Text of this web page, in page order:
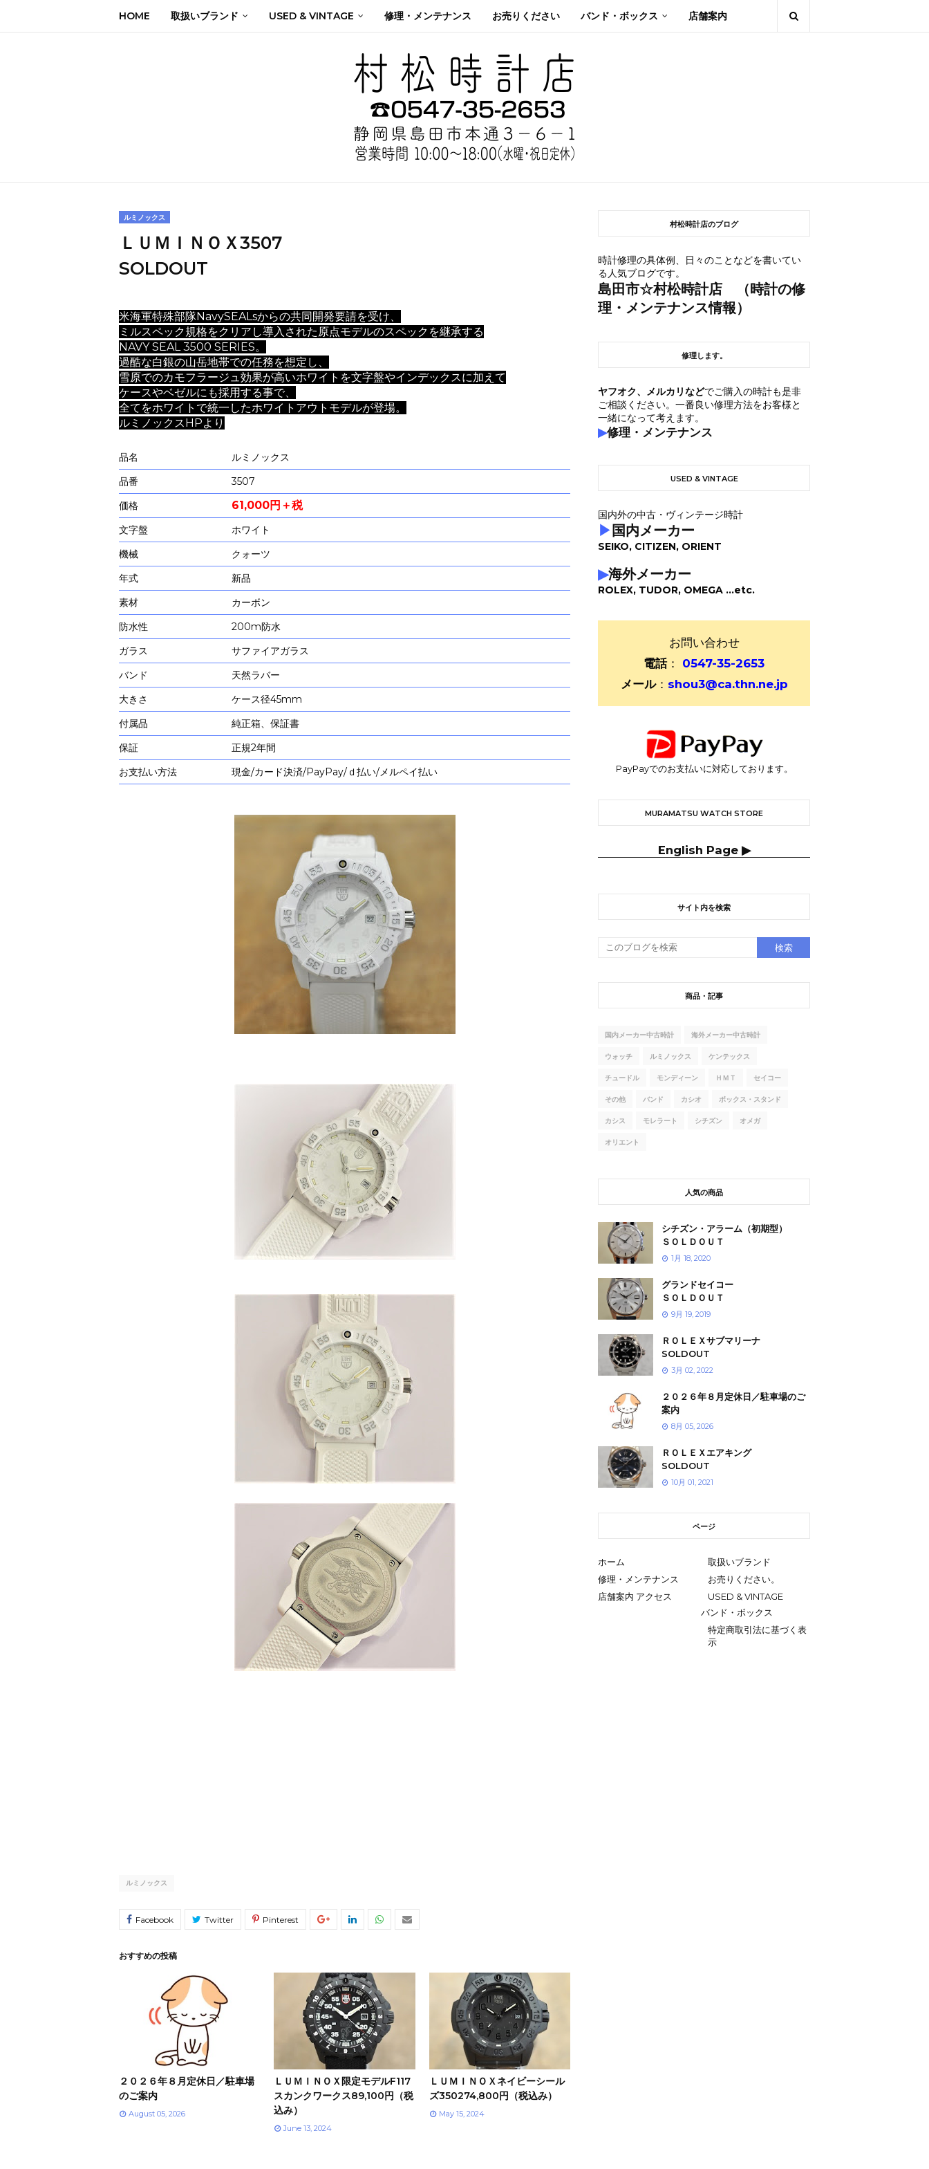
HOME 取扱いブランド USED & VINTAGE 修理・メンテナンス お売りください バンド・ボックス 店舗案内
ルミノックス
ＬＵＭＩＮＯＸ3507
SOLDOUT
米海軍特殊部隊NavySEALsからの共同開発要請を受け、
ミルスペック規格をクリアし導入された原点モデルのスペックを継承する
NAVY SEAL 3500 SERIES。
過酷な白銀の山岳地帯での任務を想定し、
雪原でのカモフラージュ効果が高いホワイトを文字盤やインデックスに加えて
ケースやベゼルにも採用する事で、
全てをホワイトで統一したホワイトアウトモデルが登場。
ルミノックスHPより
品名
ルミノックス
品番
3507
価格
61,000円＋税
文字盤
ホワイト
機械
クォーツ
年式
新品
素材
カーボン
防水性
200m防水
ガラス
サファイアガラス
バンド
天然ラバー
大きさ
ケース径45mm
付属品
純正箱、保証書
保証
正規2年間
お支払い方法
現金/カード決済/PayPay/ｄ払い/メルペイ払い
ルミノックス
おすすめの投稿
２０２６年８月定休日／駐車場
のご案内
August 05, 2026
ＬＵＭＩＮＯＸ限定モデルF117
スカンクワークス89,100円（税
込み）
June 13, 2024
ＬＵＭＩＮＯＸネイビーシール
ズ350274,800円（税込み）
May 15, 2024
村松時計店のブログ
時計修理の具体例、日々のことなどを書いてい
る人気ブログです。
島田市☆村松時計店 （時計の修
理・メンテナンス情報）
修理します。
ヤフオク、メルカリなどでご購入の時計も是非
ご相談ください。一番良い修理方法をお客様と
一緒になって考えます。
▶修理・メンテナンス
USED & VINTAGE
国内外の中古・ヴィンテージ時計
▶ 国内メーカー
SEIKO, CITIZEN, ORIENT
▶海外メーカー
ROLEX, TUDOR, OMEGA ...etc.
お問い合わせ
電話：
0547-35-2653
メール： shou3@ca.thn.ne.jp
PayPayでのお支払いに対応しております。
MURAMATSU WATCH STORE
English Page ▶
サイト内を検索
商品・記事
国内メーカー中古時計 海外メーカー中古時計
ウォッチ ルミノックス ケンテックス
チュードル モンディーン ＨＭＴ セイコー
その他 バンド カシオ ボックス・スタンド
カシス モレラート シチズン オメガ
オリエント
人気の商品
シチズン・アラーム（初期型）
ＳＯＬＤＯＵＴ
1月 18, 2020
グランドセイコー
ＳＯＬＤＯＵＴ
9月 19, 2019
ＲＯＬＥＸサブマリーナ
SOLDOUT
3月 02, 2022
２０２６年８月定休日／駐車場のご
案内
8月 05, 2026
ＲＯＬＥＸエアキング
SOLDOUT
10月 01, 2021
ページ
ホーム
取扱いブランド
修理・メンテナンス
お売りください。
店舗案内 アクセス
USED & VINTAGE
バンド・ボックス
特定商取引法に基づく表
示